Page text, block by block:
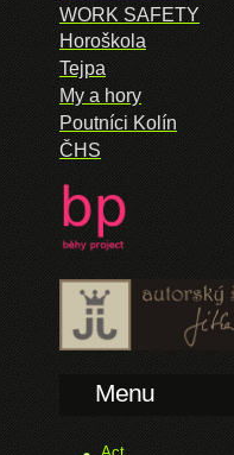
WORK SAFETY
Horoškola
Tejpa
My a hory
Poutníci Kolín
ČHS
Menu